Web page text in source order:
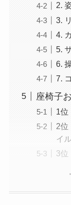
2.
3.
4.
5.
6.
7.
座椅子
1位
2位
イ
3位